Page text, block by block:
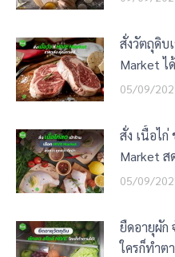
สั่งวัตถุดิบ
Market ไ
05/09/
สั่ง เนื้อไก่
Market ส
05/09/
ยืดอายุผัก
ใครก็ทำต